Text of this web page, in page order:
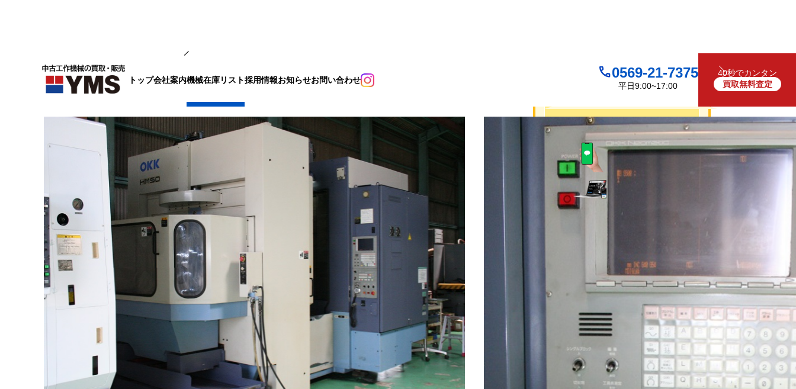
トップ会社案内機械在庫リスト採用情報お知らせお問い合わせ 0569-21-7375
平日9:00~17:00
40秒でカンタン
買取無料査定
横マシニング 買取について
お見積り・査定は無料
LINEで査定
買取フォームで査定
お電話でも受け付けております
平日9:00~17:00
キーワード検索